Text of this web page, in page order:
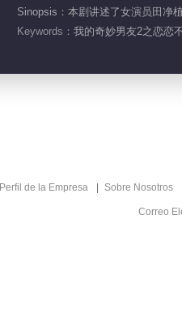
Sinopsis：本剧讲述了女演员田净
Keywords： 我的奇妙男友2之恋恋
Perfil de la Empresa Sobre Nosotros
Correo